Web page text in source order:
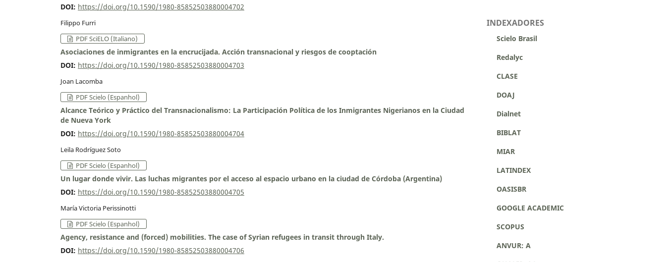
DOI: https://doi.org/10.1590/1980-85852503880004702
Filippo Furri
PDF SciELO (Italiano)
Asociaciones de inmigrantes en la encrucijada. Acción transnacional y riesgos de cooptación
DOI: https://doi.org/10.1590/1980-85852503880004703
Joan Lacomba
PDF Scielo (Espanhol)
Alcance Teórico y Práctico del Transnacionalismo: La Participación Política de los Inmigrantes Nigerianos en la Ciudad
de Nueva York
DOI: https://doi.org/10.1590/1980-85852503880004704
Leila Rodríguez Soto
PDF Scielo (Espanhol)
Un lugar donde vivir. Las luchas migrantes por el acceso al espacio urbano en la ciudad de Córdoba (Argentina)
DOI: https://doi.org/10.1590/1980-85852503880004705
María Victoria Perissinotti
PDF Scielo (Espanhol)
Agency, resistance and (forced) mobilities. The case of Syrian refugees in transit through Italy.
DOI: https://doi.org/10.1590/1980-85852503880004706
INDEXADORES
Scielo Brasil
Redalyc
CLASE
DOAJ
Dialnet
BIBLAT
MIAR
LATINDEX
OASISBR
GOOGLE ACADEMIC
SCOPUS
ANVUR: A